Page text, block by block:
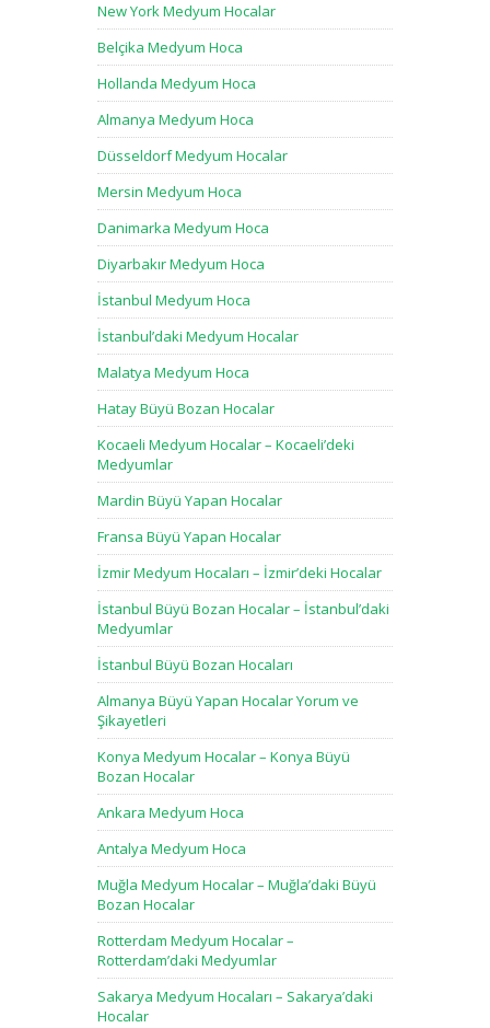
New York Medyum Hocalar
Belçika Medyum Hoca
Hollanda Medyum Hoca
Almanya Medyum Hoca
Düsseldorf Medyum Hocalar
Mersin Medyum Hoca
Danimarka Medyum Hoca
Diyarbakır Medyum Hoca
İstanbul Medyum Hoca
İstanbul’daki Medyum Hocalar
Malatya Medyum Hoca
Hatay Büyü Bozan Hocalar
Kocaeli Medyum Hocalar – Kocaeli’deki
Medyumlar
Mardin Büyü Yapan Hocalar
Fransa Büyü Yapan Hocalar
İzmir Medyum Hocaları – İzmir’deki Hocalar
İstanbul Büyü Bozan Hocalar – İstanbul’daki
Medyumlar
İstanbul Büyü Bozan Hocaları
Almanya Büyü Yapan Hocalar Yorum ve
Şikayetleri
Konya Medyum Hocalar – Konya Büyü
Bozan Hocalar
Ankara Medyum Hoca
Antalya Medyum Hoca
Muğla Medyum Hocalar – Muğla’daki Büyü
Bozan Hocalar
Rotterdam Medyum Hocalar –
Rotterdam’daki Medyumlar
Sakarya Medyum Hocaları – Sakarya’daki
Hocalar